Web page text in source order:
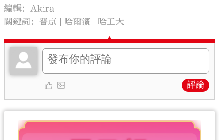
編輯：Akira
關鍵詞： 普京 哈爾濱 哈工大
評論